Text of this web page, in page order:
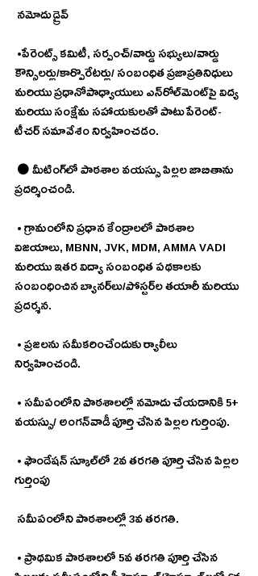
నమోదు డ్రైవ్
కౌన్సిలర్లు/కార్పొరేటర్లు/ సంబంధిత ప్రజాప్రతినిధులు
మరియు ప్రధానోపాధ్యాయులు ఎన్‌రోల్‌మెంట్‌పై విద్య
మరియు సంక్షేమ సహాయకులతో పాటు పేరెంట్-
టీచర్ సమావేశం నిర్వహించడం.
ప్రదర్శించండి.
విజయాలు, MBNN, JVK, MDM, AMMA VADI
మరియు ఇతర విద్యా సంబంధిత పథకాలకు
సంబంధించిన బ్యానర్‌లు/పోస్టర్‌ల తయారీ మరియు
ప్రదర్శన.
నిర్వహించండి.
వయస్సు/ అంగన్‌వాడీ పూర్తి చేసిన పిల్లల గుర్తింపు.
గుర్తింపు
సమీపంలోని పాఠశాలల్లో 3వ తరగతి.